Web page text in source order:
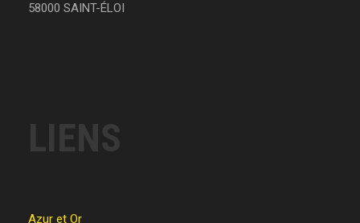
58000 SAINT-ÉLOI
LIENS
Azur et Or